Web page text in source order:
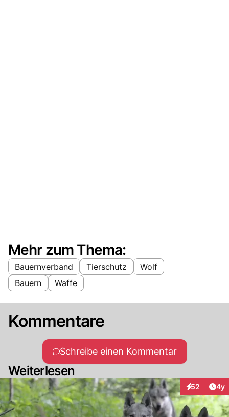
Mehr zum Thema:
Bauernverband Tierschutz
Wolf
Bauern
Waffe
Kommentare
Schreibe einen Kommentar
Weiterlesen
52
Interaktionen
4y